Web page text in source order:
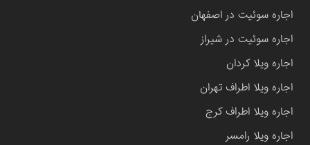
اجاره سوئیت در اصفهان
اجاره سوئیت در شیراز
اجاره ویلا کردان
اجاره ویلا اطراف تهران
اجاره ویلا اطراف کرج
اجاره ویلا رامسر